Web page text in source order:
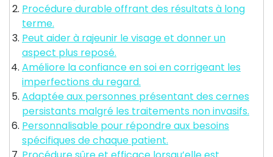
Procédure durable offrant des résultats à long
terme.
Peut aider à rajeunir le visage et donner un
aspect plus reposé.
Améliore la confiance en soi en corrigeant les
imperfections du regard.
Adaptée aux personnes présentant des cernes
persistants malgré les traitements non invasifs.
Personnalisable pour répondre aux besoins
spécifiques de chaque patient.